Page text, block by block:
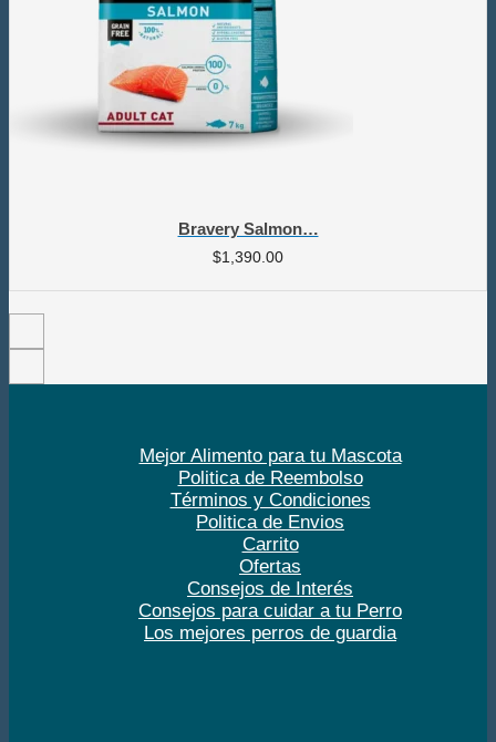
Bravery Salmon…
$1,390.00
Mejor Alimento para tu Mascota
Politica de Reembolso
Términos y Condiciones
Politica de Envios
Carrito
Ofertas
Consejos de Interés
Consejos para cuidar a tu Perro
Los mejores perros de guardia